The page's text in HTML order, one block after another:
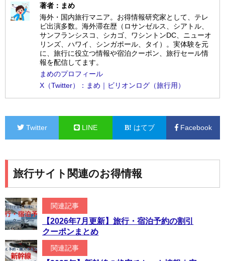
著者：まめ
海外・国内旅行マニア。お得情報研究家として、テレ
ビ出演多数。海外滞在歴（ロサンゼルス、シアトル、
サンフランシスコ、シカゴ、ワシントンDC、ニューオ
リンズ、ハワイ、シンガポール、タイ）。実体験を元
に、旅行に役立つ情報や宿泊クーポン、旅行セール情
報を配信してます。
まめのプロフィール
X（Twitter）：まめ｜ビリオンログ（旅行用）
Twitter LINE はてブ Facebook
旅行サイト関連のお得情報
関連記事
【2026年7月更新】旅行・宿泊予約の割引
クーポンまとめ
関連記事